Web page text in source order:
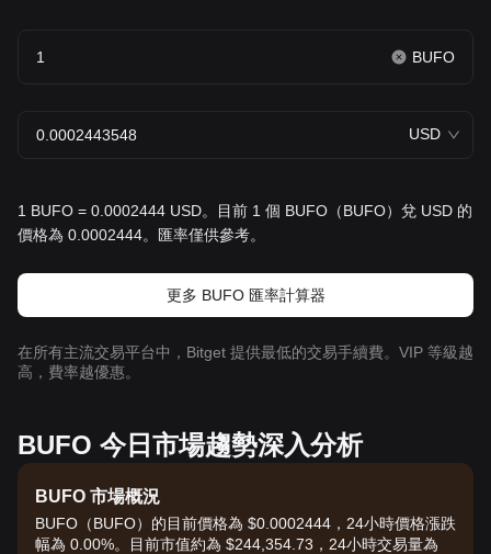
BUFO
USD
1 BUFO = 0.0002444 USD。目前 1 個 BUFO（BUFO）兌 USD 的
價格為 0.0002444。匯率僅供參考。
更多 BUFO 匯率計算器
在所有主流交易平台中，Bitget 提供最低的交易手續費。VIP 等級越
高，費率越優惠。
BUFO 今日市場趨勢深入分析
BUFO 市場概況
BUFO（BUFO）的目前價格為 $0.0002444，24小時價格漲跌
幅為 0.00%。目前市值約為 $244,354.73，24小時交易量為